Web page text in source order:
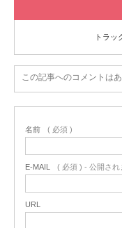
トラッ
この記事へのコメントはあ
名前 ( 必須 )
E-MAIL ( 必須 ) - 公開され
URL